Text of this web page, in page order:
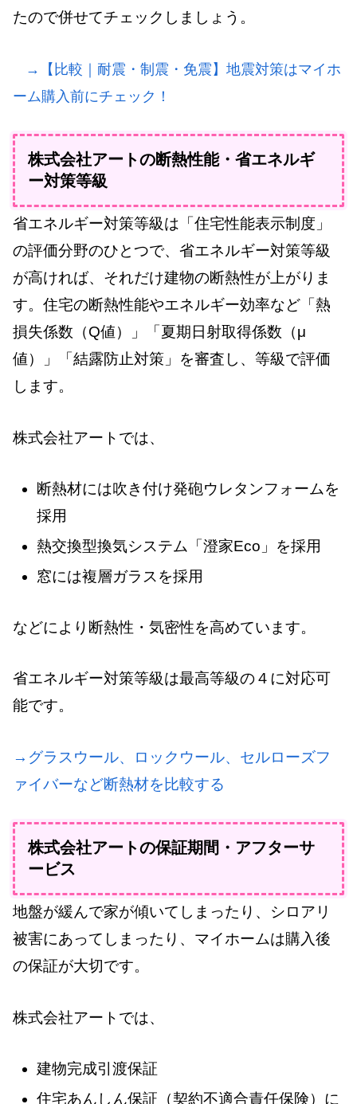
たので併せてチェックしましょう。
→【比較｜耐震・制震・免震】地震対策はマイホ
ーム購入前にチェック！
株式会社アートの断熱性能・省エネルギ
ー対策等級
省エネルギー対策等級は「住宅性能表示制度」
の評価分野のひとつで、省エネルギー対策等級
が高ければ、それだけ建物の断熱性が上がりま
す。住宅の断熱性能やエネルギー効率など「熱
損失係数（Q値）」「夏期日射取得係数（μ
値）」「結露防止対策」を審査し、等級で評価
します。
株式会社アートでは、
断熱材には吹き付け発砲ウレタンフォームを
採用
熱交換型換気システム「澄家Eco」を採用
窓には複層ガラスを採用
などにより断熱性・気密性を高めています。
省エネルギー対策等級は最高等級の４に対応可
能です。
→グラスウール、ロックウール、セルローズフ
ァイバーなど断熱材を比較する
株式会社アートの保証期間・アフターサ
ービス
地盤が緩んで家が傾いてしまったり、シロアリ
被害にあってしまったり、マイホームは購入後
の保証が大切です。
株式会社アートでは、
建物完成引渡保証
住宅あんしん保証（契約不適合責任保険）に